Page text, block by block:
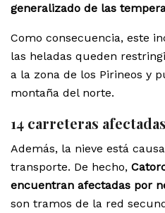
generalizado de las
Como consecuencia, este
las heladas queden
a la zona de los Pirineos y
montaña del norte.
14 carreteras
Además, la nieve está
transporte. De hecho,
encuentran afectadas por
son tramos de la red